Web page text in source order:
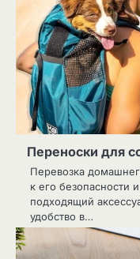
Переноски для
Перевозка
к его безопасности
подходящий
удобство в…